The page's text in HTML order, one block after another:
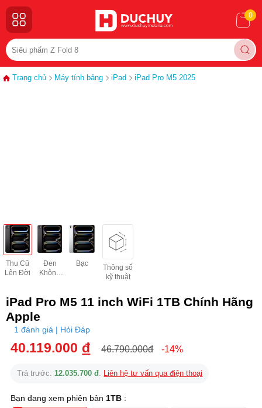
0
Trang chủ Máy tính bảng iPad iPad Pro M5 2025
Thu Cũ
Lên Đời
Đen
Không
Bạc
Thông số
kỹ thuật
iPad Pro M5 11 inch WiFi 1TB Chính Hãng
Apple
1 đánh giá | Hỏi Đáp
40.119.000 đ 46.790.000đ -14%
Trả trước:12.035.700 đ. Liên hệ tư vấn qua điện thoại
Bạn đang xem phiên bản 1TB :